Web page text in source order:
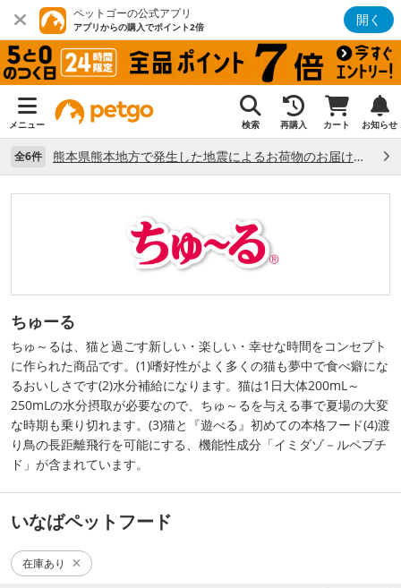
ペットゴーの公式アプリ
アプリからの購入でポイント2倍 開く
メニュー 検索 再購入 カート お知らせ
全6件 熊本県熊本地方で発生した地震によるお荷物のお届け状況について （7/28）
ちゅーる
ちゅ～るは、猫と過ごす新しい・楽しい・幸せな時間をコンセプト
に作られた商品です。(1)嗜好性がよく多くの猫も夢中で食べ癖にな
るおいしさです(2)水分補給になります。猫は1日大体200mL～
250mLの水分摂取が必要なので、ちゅ～るを与える事で夏場の大変
な時期も乗り切れます。(3)猫と『遊べる』初めての本格フード(4)渡
り鳥の長距離飛行を可能にする、機能性成分「イミダゾ－ルペプチ
ド」が含まれています。
いなばペットフード
在庫あり